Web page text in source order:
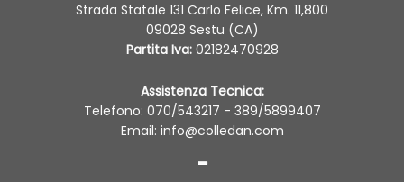
Strada Statale 131 Carlo Felice, Km. 11,800
09028 Sestu (CA)
Partita Iva:02182470928
Assistenza Tecnica:
Telefono: 070/543217 - 389/5899407
Email: info@colledan.com
-